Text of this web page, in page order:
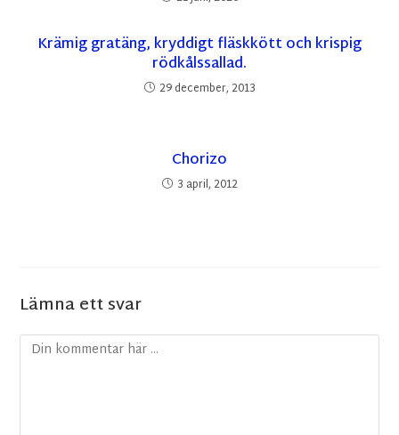
Krämig gratäng, kryddigt fläskkött och krispig
rödkålssallad.
29 december, 2013
Chorizo
3 april, 2012
Lämna ett svar